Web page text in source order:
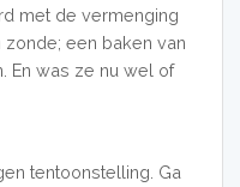
met de vermenging
een baken van
En was ze nu wel of
tentoonstelling. Ga